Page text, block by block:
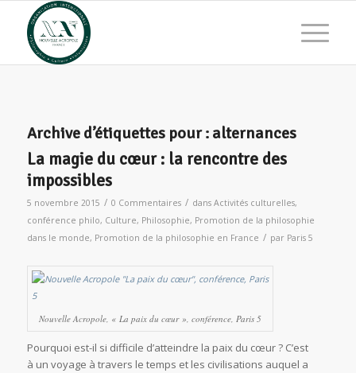
Archive d’étiquettes pour : alternances
La magie du cœur : la rencontre des
impossibles
5 novembre 2015 / 0 Commentaires / dans Activités culturelles,
conférence philo, Culture, Philosophie, Promotion de la philosophie
dans le monde, Promotion de la philosophie en France / par Paris 5
Nouvelle Acropole, « La paix du cœur », conférence, Paris 5
Pourquoi est-il si difficile d’atteindre la paix du cœur ? C’est
à un voyage à travers le temps et les civilisations auquel a